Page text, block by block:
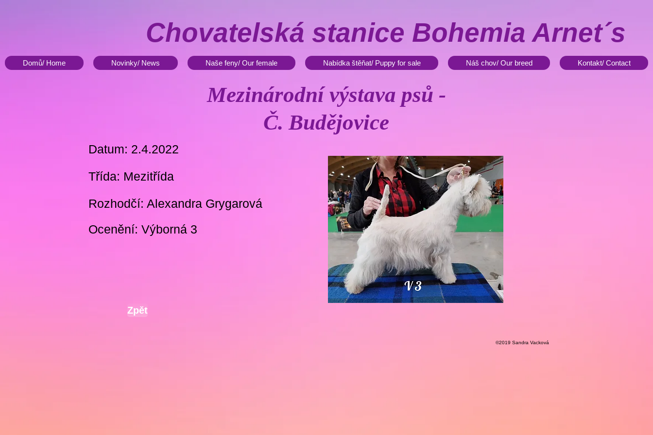
Chovatelská stanice Bohemia Arnet´s
Domů/ Home Novinky/ News Naše feny/ Our female Nabídka štěňat/ Puppy for sale Náš chov/ Our breed Kontakt/ Contact
Mezinárodní výstava psů -
Č. Budějovice
Zpět
Datum: 2.4.2022
Třída: Mezitřída
Rozhodčí: Alexandra Grygarová
Ocenění: Výborná 3
©2019 Sandra Vacková